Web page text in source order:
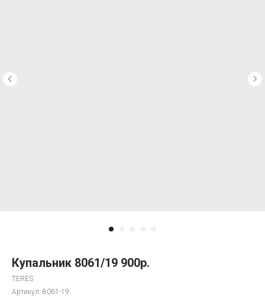
Купальник 8061/19 900р.
TERES
Артикул: 8061-19